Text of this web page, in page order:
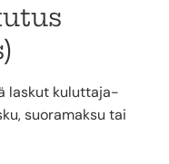
laskut kuluttaja-
suoramaksu tai